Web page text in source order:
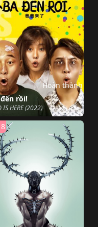
đến rồi!
IS HERE (2022)
Hoàn thành